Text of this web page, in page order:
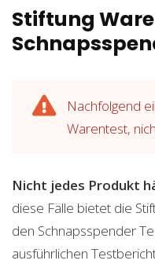
Stiftung
Nachfolgend
Warentest,
Nicht jedes Produkt
diese Fälle bietet die
den Schnapsspender
ausführlichen